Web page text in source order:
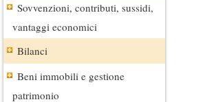
Sovvenzioni, contributi, sussidi,
vantaggi economici
Bilanci
Beni immobili e gestione
patrimonio